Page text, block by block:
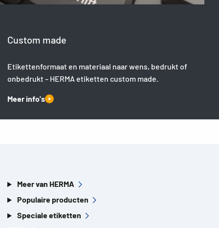
Custom made
Etikettenformaat en materiaal naar wens, bedrukt of
onbedrukt – HERMA etiketten custom made.
Meer info's
Meer van HERMA
Populaire producten
Speciale etiketten